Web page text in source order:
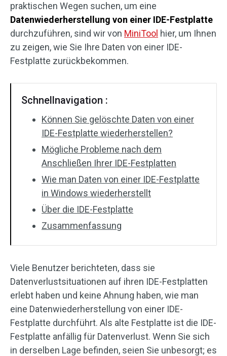
praktischen Wegen suchen, um eine
Datenwiederherstellung von einer IDE-Festplatte
durchzuführen, sind wir von MiniTool hier, um Ihnen
zu zeigen, wie Sie Ihre Daten von einer IDE-
Festplatte zurückbekommen.
Schnellnavigation :
Können Sie gelöschte Daten von einer
IDE-Festplatte wiederherstellen?
Mögliche Probleme nach dem
Anschließen Ihrer IDE-Festplatten
Wie man Daten von einer IDE-Festplatte
in Windows wiederherstellt
Über die IDE-Festplatte
Zusammenfassung
Viele Benutzer berichteten, dass sie
Datenverlustsituationen auf ihren IDE-Festplatten
erlebt haben und keine Ahnung haben, wie man
eine Datenwiederherstellung von einer IDE-
Festplatte durchführt. Als alte Festplatte ist die IDE-
Festplatte anfällig für Datenverlust. Wenn Sie sich
in derselben Lage befinden, seien Sie unbesorgt; es